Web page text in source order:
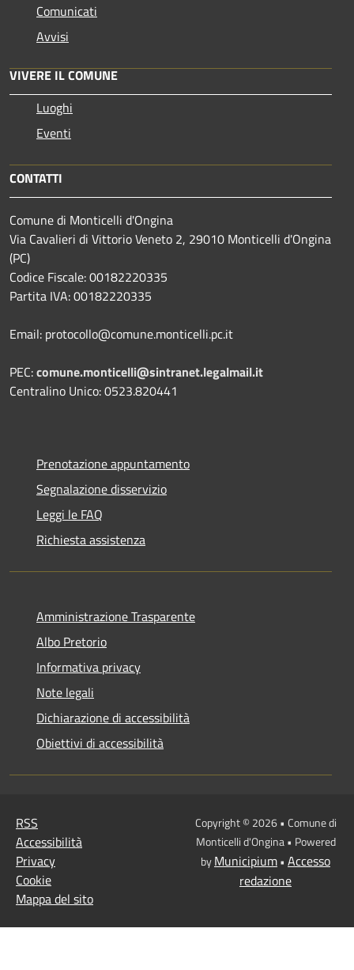
Comunicati
Avvisi
VIVERE IL COMUNE
Luoghi
Eventi
CONTATTI
Comune di Monticelli d'Ongina
Via Cavalieri di Vittorio Veneto 2, 29010 Monticelli d'Ongina
(PC)
Codice Fiscale: 00182220335
Partita IVA: 00182220335
Email: protocollo@comune.monticelli.pc.it
PEC:comune.monticelli@sintranet.legalmail.it
Centralino Unico: 0523.820441
Prenotazione appuntamento
Segnalazione disservizio
Leggi le FAQ
Richiesta assistenza
Amministrazione Trasparente
Albo Pretorio
Informativa privacy
Note legali
Dichiarazione di accessibilità
Obiettivi di accessibilità
RSS
Accessibilità
Privacy
Cookie
Mappa del sito
Copyright © 2026 • Comune di
Monticelli d'Ongina • Powered
byMunicipium• Accesso
redazione